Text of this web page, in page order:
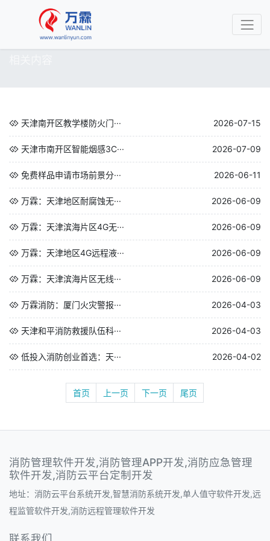
天津南开区教学楼防火门··· 2026-07-15
天津市南开区智能烟感3C··· 2026-07-09
免费样品申请市场前景分··· 2026-06-11
万霖：天津地区耐腐蚀无··· 2026-06-09
万霖：天津滨海片区4G无··· 2026-06-09
万霖：天津地区4G远程液··· 2026-06-09
万霖：天津滨海片区无线··· 2026-06-09
万霖消防：厦门火灾警报··· 2026-04-03
天津和平消防救援队伍科··· 2026-04-03
低投入消防创业首选：天··· 2026-04-02
首页 上一页 下一页 尾页
消防管理软件开发,消防管理APP开发,消防应急管理
软件开发,消防云平台定制开发
地址：消防云平台系统开发,智慧消防系统开发,单人值守软件开发,远
程监管软件开发,消防远程管理软件开发
联系我们